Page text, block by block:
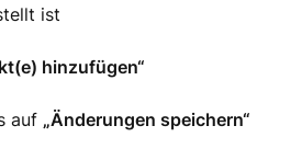
ist
hinzufügen“
auf „Änderungen speichern“